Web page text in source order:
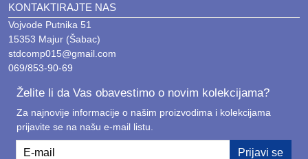
KONTAKTIRAJTE NAS
Vojvode Putnika 51
15353 Majur (Šabac)
stdcomp015@gmail.com
069/853-90-69
Želite li da Vas obavestimo o novim kolekcijama?
Za najnovije informacije o našim proizvodima i kolekcijama
prijavite se na našu e-mail listu.
E-mail
Prijavi se